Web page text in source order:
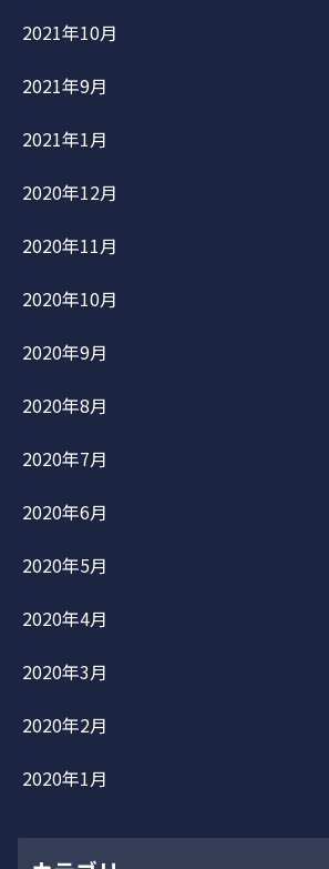
2021年10月
2021年9月
2021年1月
2020年12月
2020年11月
2020年10月
2020年9月
2020年8月
2020年7月
2020年6月
2020年5月
2020年4月
2020年3月
2020年2月
2020年1月